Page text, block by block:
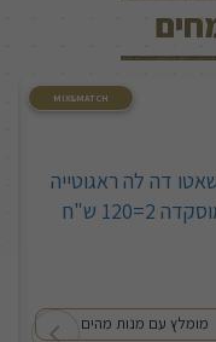
MIX&MATCH
מומלץ עם מנות מהים